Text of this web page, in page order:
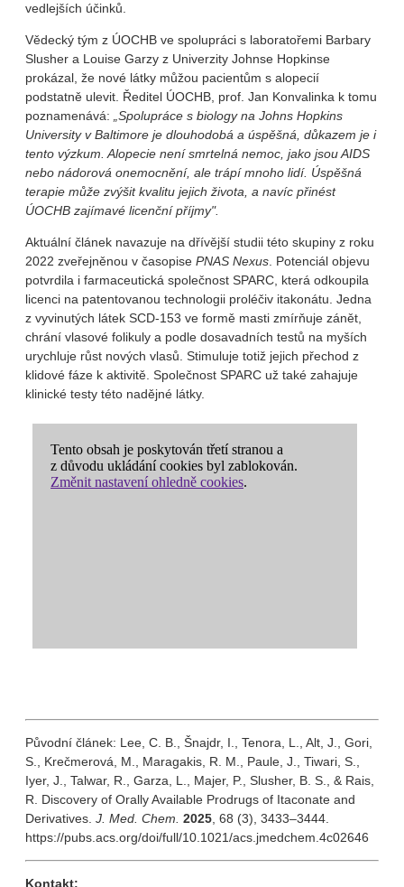
vedlejších účinků.
Vědecký tým z ÚOCHB ve spolupráci s laboratořemi Barbary
Slusher a Louise Garzy z Univerzity Johnse Hopkinse
prokázal, že nové látky můžou pacientům s alopecií
podstatně ulevit. Ředitel ÚOCHB, prof. Jan Konvalinka k tomu
poznamenává: „Spolupráce s biology na Johns Hopkins
University v Baltimore je dlouhodobá a úspěšná, důkazem je i
tento výzkum. Alopecie není smrtelná nemoc, jako jsou AIDS
nebo nádorová onemocnění, ale trápí mnoho lidí. Úspěšná
terapie může zvýšit kvalitu jejich života, a navíc přinést
ÚOCHB zajímavé licenční příjmy".
Aktuální článek navazuje na dřívější studii této skupiny z roku
2022 zveřejněnou v časopise PNAS Nexus. Potenciál objevu
potvrdila i farmaceutická společnost SPARC, která odkoupila
licenci na patentovanou technologii proléčiv itakonátu. Jedna
z vyvinutých látek SCD-153 ve formě masti zmírňuje zánět,
chrání vlasové folikuly a podle dosavadních testů na myších
urychluje růst nových vlasů. Stimuluje totiž jejich přechod z
klidové fáze k aktivitě. Společnost SPARC už také zahajuje
klinické testy této nadějné látky.
Původní článek: Lee, C. B., Šnajdr, I., Tenora, L., Alt, J., Gori,
S., Krečmerová, M., Maragakis, R. M., Paule, J., Tiwari, S.,
Iyer, J., Talwar, R., Garza, L., Majer, P., Slusher, B. S., & Rais,
R. Discovery of Orally Available Prodrugs of Itaconate and
Derivatives. J. Med. Chem. 2025, 68 (3), 3433–3444.
https://pubs.acs.org/doi/full/10.1021/acs.jmedchem.4c02646
Kontakt: